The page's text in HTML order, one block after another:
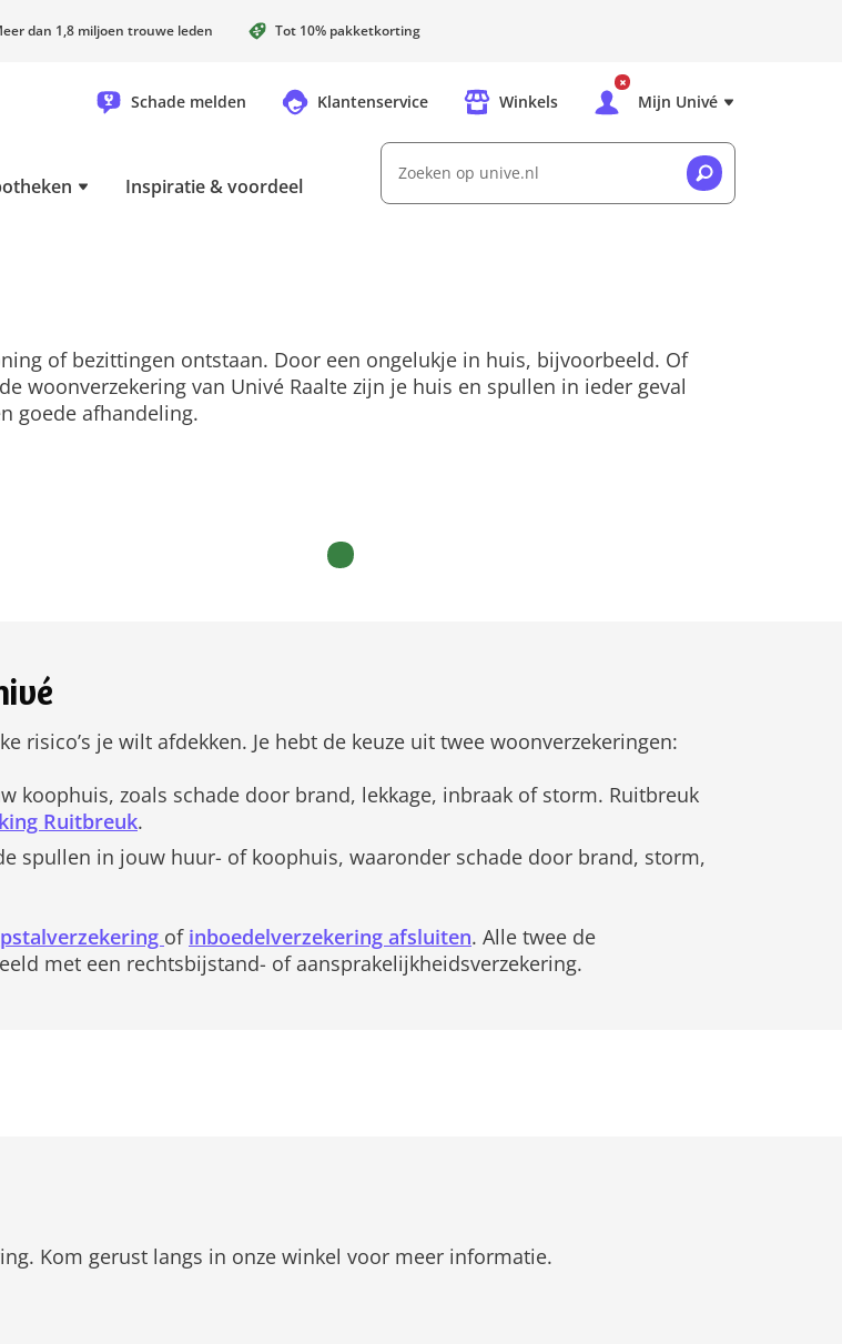
dan 1,8 miljoen trouwe leden Tot 10% pakketkorting
Schade melden Klantenservice Winkels Mijn Univé
Inspiratie & voordeel
Zoeken op unive.nl
of bezittingen ontstaan. Door een ongelukje in huis, bijvoorbeeld. Of
woonverzekering van Univé Raalte zijn je huis en spullen in ieder geval
goede afhandeling.
risico’s je wilt afdekken. Je hebt de keuze uit twee woonverzekeringen:
koophuis, zoals schade door brand, lekkage, inbraak of storm. Ruitbreuk
Ruitbreuk.
spullen in jouw huur- of koophuis, waaronder schade door brand, storm,
of inboedelverzekering afsluiten. Alle twee de
met een rechtsbijstand- of aansprakelijkheidsverzekering.
Kom gerust langs in onze winkel voor meer informatie.